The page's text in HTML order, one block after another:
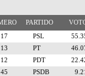
PARTIDO
17 PSL
13 PT
12 PDT
45 PSDB